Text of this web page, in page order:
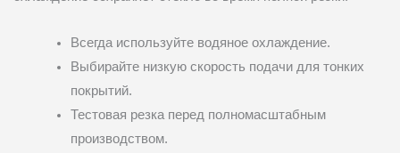
Всегда используйте водяное охлаждение.
Выбирайте низкую скорость подачи для тонких
покрытий.
Тестовая резка перед полномасштабным
производством.